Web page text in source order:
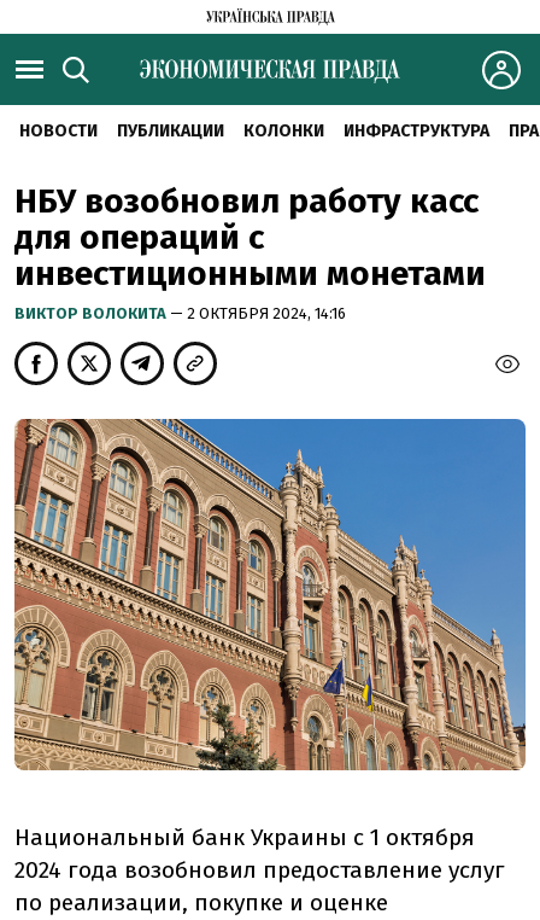
НОВОСТИ ПУБЛИКАЦИИ КОЛОНКИ ИНФРАСТРУКТУРА
НБУ возобновил работу касс
для операций с
инвестиционными монетами
ВИКТОР ВОЛОКИТА — 2 ОКТЯБРЯ 2024, 14:16
Национальный банк Украины с 1 октября
2024 года возобновил предоставление услуг
по реализации, покупке и оценке